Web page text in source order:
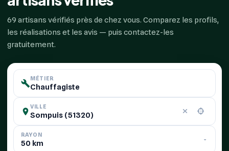
69 artisans vérifiés près de chez vous. Comparez les profils,
les réalisations et les avis — puis contactez-les
gratuitement.
MÉTIER
VILLE
RAYON